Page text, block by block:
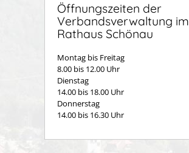
Öffnungszeiten der
Verbandsverwaltung im
Rathaus Schönau
Montag bis Freitag
8.00 bis 12.00 Uhr
Dienstag
14.00 bis 18.00 Uhr
Donnerstag
14.00 bis 16.30 Uhr